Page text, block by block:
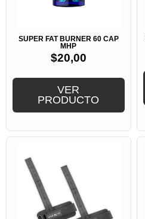
SUPER FAT BURNER 60 CAP
MHP
$20,00
VER
PRODUCTO